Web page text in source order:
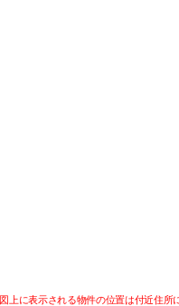
上に表示される物件の位置は付近住所